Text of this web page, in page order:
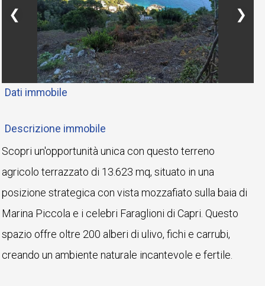
❮ ❯
Dati immobile
Descrizione immobile
Scopri un'opportunità unica con questo terreno
agricolo terrazzato di 13.623 mq, situato in una
posizione strategica con vista mozzafiato sulla baia di
Marina Piccola e i celebri Faraglioni di Capri. Questo
spazio offre oltre 200 alberi di ulivo, fichi e carrubi,
creando un ambiente naturale incantevole e fertile.